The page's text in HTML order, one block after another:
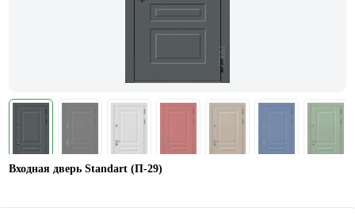
Входная дверь Standart (П-29)